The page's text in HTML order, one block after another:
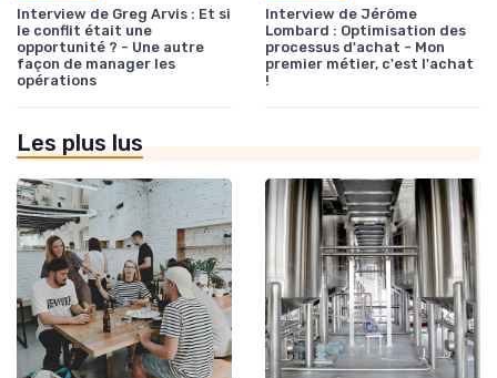
Interview de Greg Arvis : Et si
le conflit était une
opportunité ? - Une autre
façon de manager les
opérations
Interview de Jérôme
Lombard : Optimisation des
processus d'achat - Mon
premier métier, c'est l'achat
!
Les plus lus